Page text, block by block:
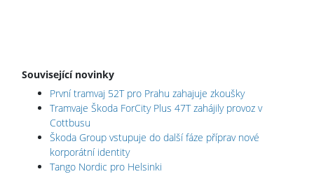
Související novinky
První tramvaj 52T pro Prahu zahajuje zkoušky
Tramvaje Škoda ForCity Plus 47T zahájily provoz v
Cottbusu
Škoda Group vstupuje do další fáze příprav nové
korporátní identity
Tango Nordic pro Helsinki